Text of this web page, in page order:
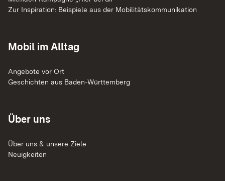
Zur Inspiration: Beispiele aus der Mobilitätskommunikation
Mobil im Alltag
Angebote vor Ort
Geschichten aus Baden-Württemberg
Über uns
Über uns & unsere Ziele
Neuigkeiten